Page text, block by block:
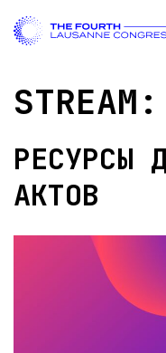
STREAM:
РЕСУРСЫ
АКТОВ